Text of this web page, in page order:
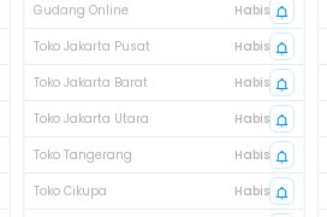
Gudang Online
Habis
Toko Jakarta Pusat
Habis
Toko Jakarta Barat
Habis
Toko Jakarta Utara
Habis
Toko Tangerang
Habis
Toko Cikupa
Habis